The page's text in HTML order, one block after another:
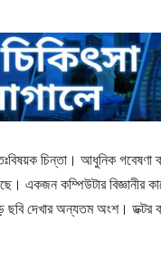
চিন্তা। আধুনিক গবেষণা
একজন কম্পিউটার
দেখার অন্যতম অংশ। ডক্টর